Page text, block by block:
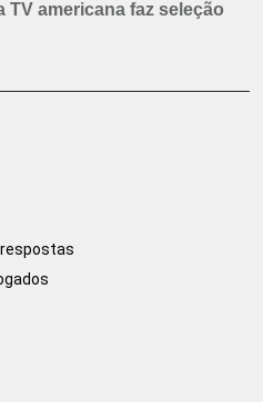
TV americana faz seleção